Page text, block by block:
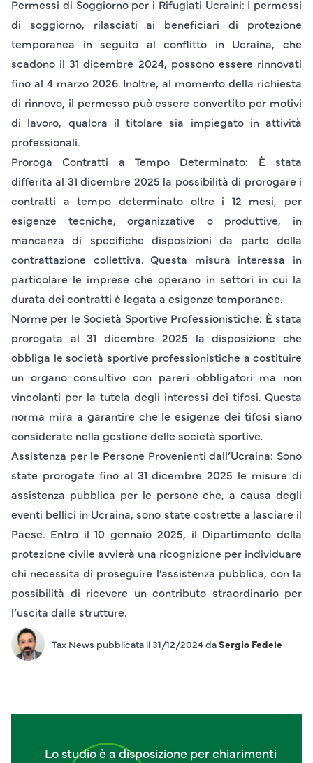
Permessi di Soggiorno per i Rifugiati Ucraini: I permessi
di soggiorno, rilasciati ai beneficiari di protezione
temporanea in seguito al conflitto in Ucraina, che
scadono il 31 dicembre 2024, possono essere rinnovati
fino al 4 marzo 2026. Inoltre, al momento della richiesta
di rinnovo, il permesso può essere convertito per motivi
di lavoro, qualora il titolare sia impiegato in attività
professionali.
Proroga Contratti a Tempo Determinato: È stata
differita al 31 dicembre 2025 la possibilità di prorogare i
contratti a tempo determinato oltre i 12 mesi, per
esigenze tecniche, organizzative o produttive, in
mancanza di specifiche disposizioni da parte della
contrattazione collettiva. Questa misura interessa in
particolare le imprese che operano in settori in cui la
durata dei contratti è legata a esigenze temporanee.
Norme per le Società Sportive Professionistiche: È stata
prorogata al 31 dicembre 2025 la disposizione che
obbliga le società sportive professionistiche a costituire
un organo consultivo con pareri obbligatori ma non
vincolanti per la tutela degli interessi dei tifosi. Questa
norma mira a garantire che le esigenze dei tifosi siano
considerate nella gestione delle società sportive.
Assistenza per le Persone Provenienti dall’Ucraina: Sono
state prorogate fino al 31 dicembre 2025 le misure di
assistenza pubblica per le persone che, a causa degli
eventi bellici in Ucraina, sono state costrette a lasciare il
Paese. Entro il 10 gennaio 2025, il Dipartimento della
protezione civile avvierà una ricognizione per individuare
chi necessita di proseguire l’assistenza pubblica, con la
possibilità di ricevere un contributo straordinario per
l’uscita dalle strutture.
Tax News pubblicata il 31/12/2024 daSergio Fedele
Lo studio è a disposizione per chiarimenti